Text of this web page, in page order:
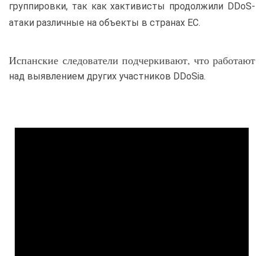
группировки, так как хактивисты продолжили DDoS-
атаки различные на объекты в странах ЕС.
Испанские следователи подчеркивают, что работают
над выявлением других участников DDoSia.